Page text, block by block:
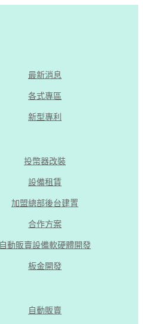
最新消息
各式專區
新型專利
投幣器改裝
設備租賃
加盟總部後台建置
合作方案
自動販賣設備軟硬體開發
板金開發
自動販賣